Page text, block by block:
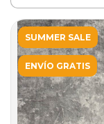
SUMMER SALE
ENVÍO GRATIS